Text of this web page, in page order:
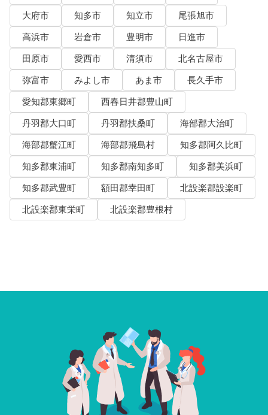
大府市
知多市 知立市
尾張旭市
高浜市
岩倉市 豊明市
日進市
田原市
愛西市 清須市
北名古屋市
弥富市
みよし市 あま市
長久手市
愛知郡東郷町
西春日井郡豊山町
丹羽郡大口町
丹羽郡扶桑町
海部郡大治町
海部郡蟹江町
海部郡飛島村
知多郡阿久比町
知多郡東浦町
知多郡南知多町
知多郡美浜町
知多郡武豊町
額田郡幸田町
北設楽郡設楽町
北設楽郡東栄町
北設楽郡豊根村